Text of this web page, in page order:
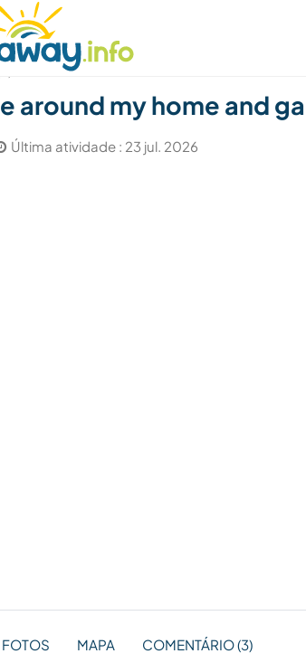
Parceiro de viagem
around my home and
Última atividade : 23 jul. 2026
FOTOS MAPA COMENTÁRIO (3)